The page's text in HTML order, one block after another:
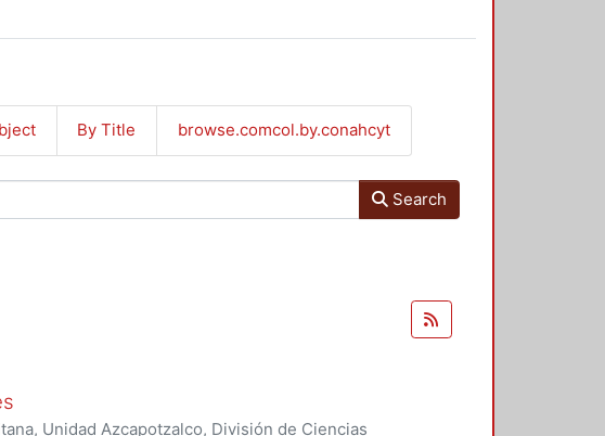
By Title browse.comcol.by.conahcyt
Search
Unidad Azcapotzalco, División de Ciencias